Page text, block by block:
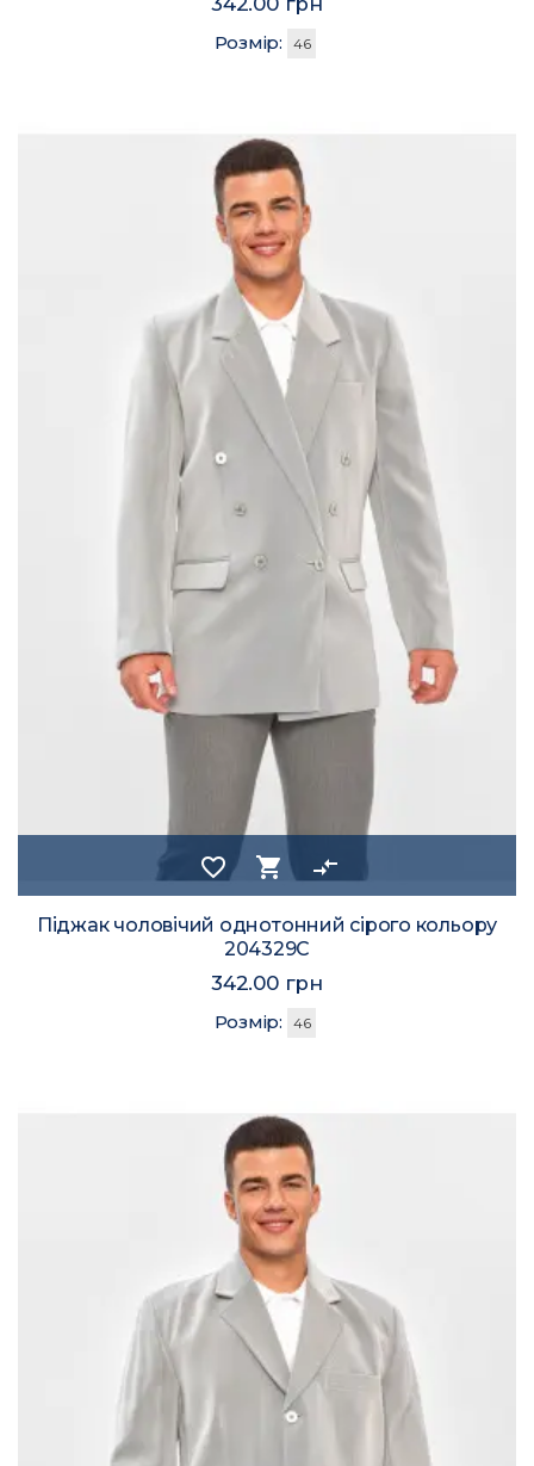
Розмір: 46
favorite_border shopping_cart compare_arrows
Піджак чоловічий однотонний сірого кольору
204329C
342.00 грн
Розмір: 46